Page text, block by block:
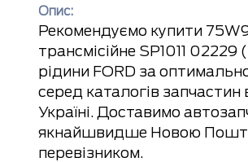
Опис:
Рекомендуємо купити
трансмісійне SP1011 02229
рідини FORD за
серед каталогів запчастин
Україні. Доставимо
якнайшвидше Новою
перевізником.